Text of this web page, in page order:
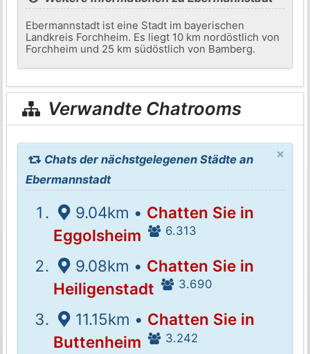
Ebermannstadt ist eine Stadt im bayerischen
Landkreis Forchheim. Es liegt 10 km nordöstlich von
Forchheim und 25 km südöstlich von Bamberg.
Verwandte Chatrooms
×
Chats der nächstgelegenen Städte an
Ebermannstadt
9.04km • Chatten Sie in
Eggolsheim
6.313
9.08km • Chatten Sie in
Heiligenstadt
3.690
11.15km • Chatten Sie in
Buttenheim
3.242